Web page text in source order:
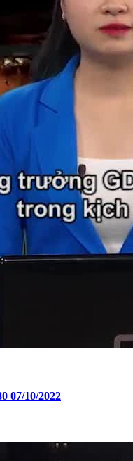
07/10/2022